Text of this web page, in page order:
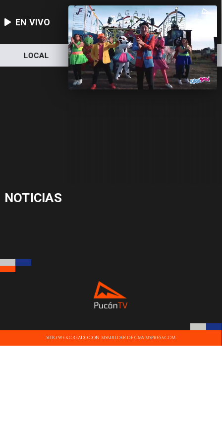
EN VIVO
LOCAL NACIONAL DEPORTES
NOTICIAS
SITIO WEB CREADO CON MSBUILDER DE CMS-MSPRESS.COM